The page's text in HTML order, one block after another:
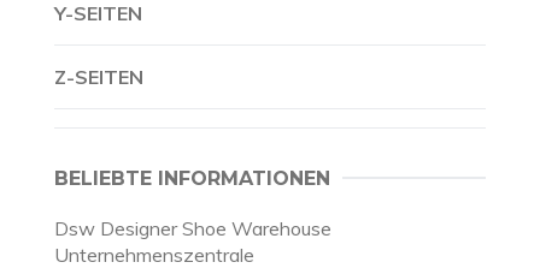
Y-SEITEN
Z-SEITEN
BELIEBTE INFORMATIONEN
Dsw Designer Shoe Warehouse
Unternehmenszentrale